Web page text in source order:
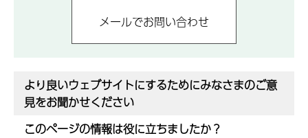
より良いウェブサイトにするためにみなさまのご意
見をお聞かせください
このページの情報は役に立ちましたか？